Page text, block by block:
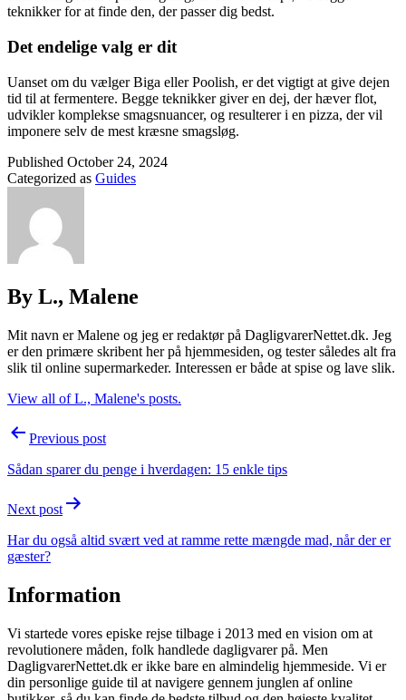
teknikker for at finde den, der passer dig bedst.
Det endelige valg er dit
Uanset om du vælger Biga eller Poolish, er det vigtigt at give dejen
tid til at fermentere. Begge teknikker giver en dej, der hæver flot,
udvikler komplekse smagsnuancer, og resulterer i en pizza, der vil
imponere selv de mest kræsne smagsløg.
Published October 24, 2024
Categorized as Guides
By L., Malene
Mit navn er Malene og jeg er redaktør på DagligvarerNettet.dk. Jeg
er den primære skribent her på hjemmesiden, og tester således alt fra
slik til online supermarkeder. Interessen er både at spise og lave slik.
View all of L., Malene's posts.
Post
navigation
Previous post
Sådan sparer du penge i hverdagen: 15 enkle tips
Next post
Har du også altid svært ved at ramme rette mængde mad, når der er
gæster?
Information
Vi startede vores episke rejse tilbage i 2013 med en vision om at
revolutionere måden, folk handlede dagligvarer på. Men
DagligvarerNettet.dk er ikke bare en almindelig hjemmeside. Vi er
din personlige guide til at navigere gennem junglen af online